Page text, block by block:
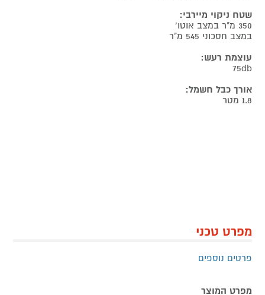
שטח ניקוי מיירבי:
350 מ"ר במצב אוטו'
במצב חסכוני 545 מ"ר
עוצמת רעש:
75db
אורך כבל חשמל:
1.8 מטר
מפרט טכני
פרטים נוספים
מפרט המוצר